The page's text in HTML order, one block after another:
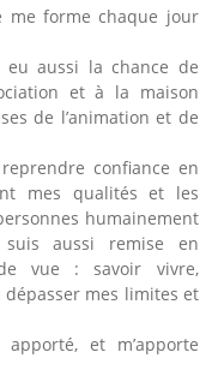
me forme chaque jour
eu aussi la chance de
et à la maison
de l’animation et de
confiance en
mes qualités et les
humainement
suis aussi remise en
vue : savoir vivre,
dépasser mes limites et
apporté, et m’apporte